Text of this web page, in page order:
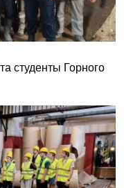
студенты Горного